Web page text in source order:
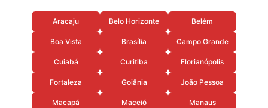
Aracaju Belo Horizonte Belém
Boa Vista Brasília Campo Grande
Cuiabá Curitiba Florianópolis
Fortaleza Goiânia João Pessoa
Macapá Maceió Manaus